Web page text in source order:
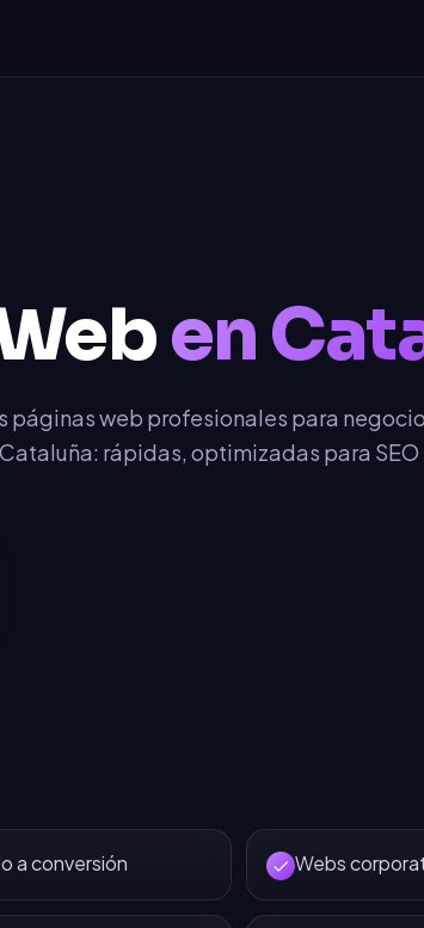
en
páginas web profesionales para
rápidas, optimizadas para SEO
a conversión Webs